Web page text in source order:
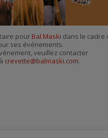
pour Bal Maski dans le cadre
ses événements.
veuillez contacter
crevette@balmaski.com.